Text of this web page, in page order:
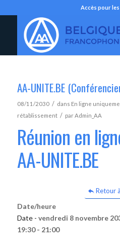
Accès pour
AA-UNITE.BE
08/11/2030 / dans En ligne
rétablissement / parAdmin_AA
Réunion en
AA-UNITE.BE
Retour
Date/heure
Date - vendredi 8 novembre
19:30 - 21:00